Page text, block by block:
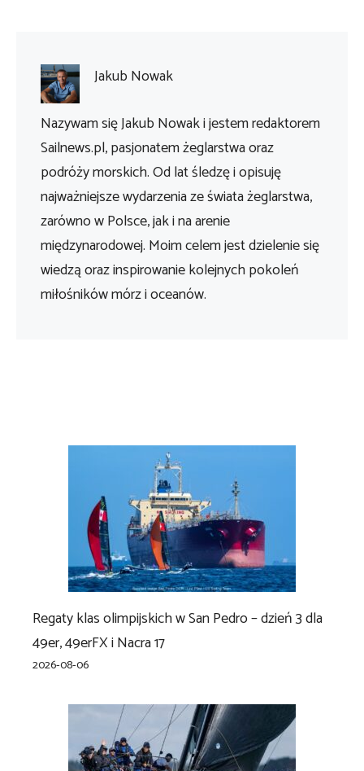
Jakub Nowak
Nazywam się Jakub Nowak i jestem redaktorem
Sailnews.pl, pasjonatem żeglarstwa oraz
podróży morskich. Od lat śledzę i opisuję
najważniejsze wydarzenia ze świata żeglarstwa,
zarówno w Polsce, jak i na arenie
międzynarodowej. Moim celem jest dzielenie się
wiedzą oraz inspirowanie kolejnych pokoleń
miłośników mórz i oceanów.
Regaty klas olimpijskich w San Pedro – dzień 3 dla
49er, 49erFX i Nacra 17
2026-08-06